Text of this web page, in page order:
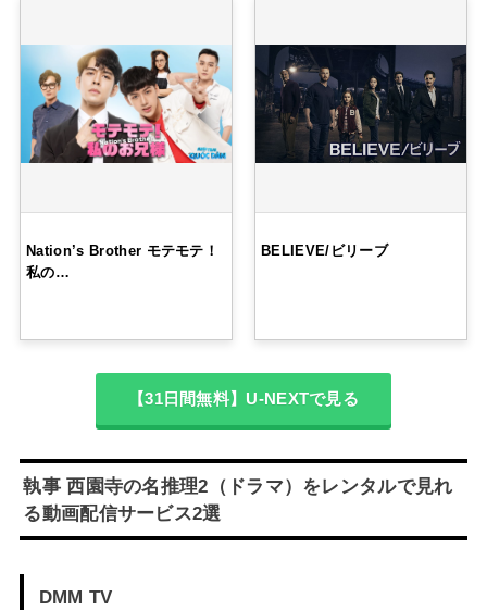
Nation’s Brother モテモテ！
私の…
BELIEVE/ビリーブ
【31日間無料】U-NEXTで見る
執事 西園寺の名推理2（ドラマ）をレンタルで見れ
る動画配信サービス2選
DMM TV